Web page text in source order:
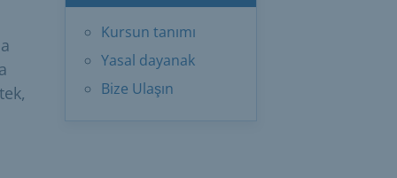
Kursun tanımı
Yasal dayanak
Bize Ulaşın